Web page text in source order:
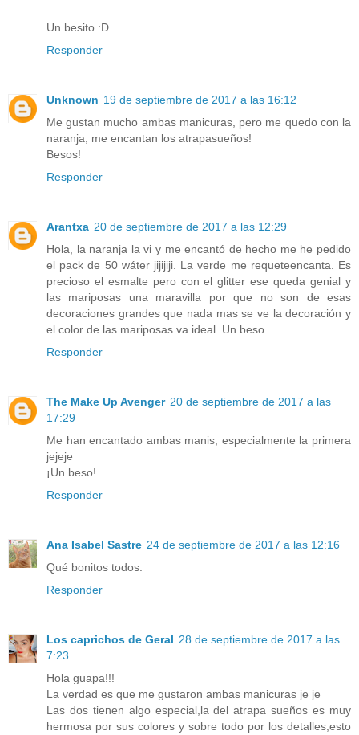
Un besito :D
Responder
Unknown 19 de septiembre de 2017 a las 16:12
Me gustan mucho ambas manicuras, pero me quedo con la
naranja, me encantan los atrapasueños!
Besos!
Responder
Arantxa 20 de septiembre de 2017 a las 12:29
Hola, la naranja la vi y me encantó de hecho me he pedido
el pack de 50 wáter jijijiji. La verde me requeteencanta. Es
precioso el esmalte pero con el glitter ese queda genial y
las mariposas una maravilla por que no son de esas
decoraciones grandes que nada mas se ve la decoración y
el color de las mariposas va ideal. Un beso.
Responder
The Make Up Avenger 20 de septiembre de 2017 a las
17:29
Me han encantado ambas manis, especialmente la primera
jejeje
¡Un beso!
Responder
Ana Isabel Sastre 24 de septiembre de 2017 a las 12:16
Qué bonitos todos.
Responder
Los caprichos de Geral 28 de septiembre de 2017 a las
7:23
Hola guapa!!!
La verdad es que me gustaron ambas manicuras je je
Las dos tienen algo especial,la del atrapa sueños es muy
hermosa por sus colores y sobre todo por los detalles,esto